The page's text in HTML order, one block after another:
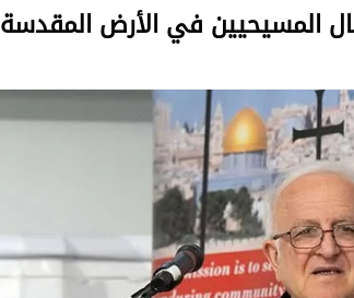
المسيحيين في الأرض المقدسة